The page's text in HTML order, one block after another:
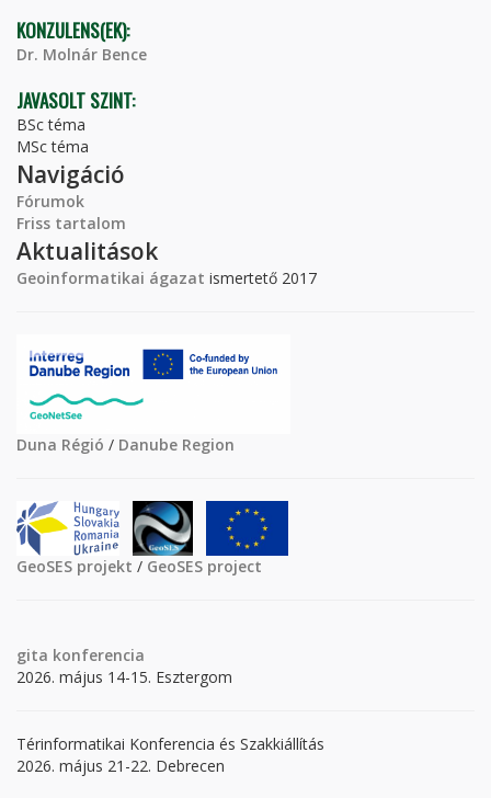
KONZULENS(EK):
Dr. Molnár Bence
JAVASOLT SZINT:
BSc téma
MSc téma
Navigáció
Fórumok
Friss tartalom
Aktualitások
Geoinformatikai ágazat ismertető 2017
Duna Régió / Danube Region
GeoSES projekt / GeoSES project
gita konferencia
2026. május 14-15. Esztergom
Térinformatikai Konferencia és Szakkiállítás
2026. május 21-22. Debrecen